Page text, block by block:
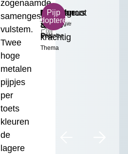
zogenaamde
samengestelde
vulstem.
Twee
hoge
metalen
pijpjes
per
toets
kleuren
de
lagere
B
Toonhoogte
Majestueus
&
krachtig
Thema
Dulciaan
8'
Register
Middelgroot
Formaat
€
35.00
Prijs
Pijp
adopteren